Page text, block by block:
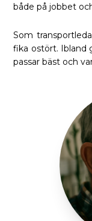
både på jobbet
Som
fika ostört. Ibland
passar bäst och